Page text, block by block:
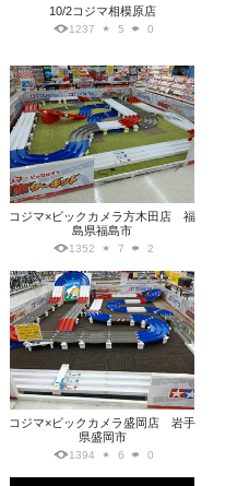
10/2コジマ相模原店
1237 5 0
コジマ×ビックカメラ方木田店 福
島県福島市
1352 7 2
コジマ×ビックカメラ盛岡店 岩手
県盛岡市
1394 6 0